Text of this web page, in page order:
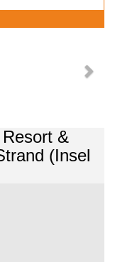
&
(Insel